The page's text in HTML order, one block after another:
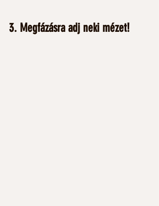
3. Megfázásra adj neki mézet!